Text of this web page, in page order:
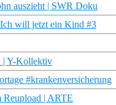
auszieht | SWR Doku
will jetzt ein Kind #3
| Y-Kollektiv
#krankenversicherung
Reupload | ARTE